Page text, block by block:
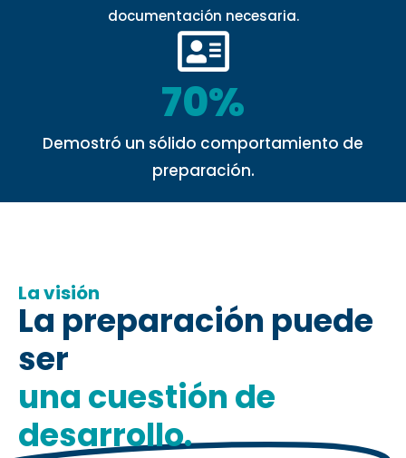
documentación necesaria.
70%
Demostró un sólido comportamiento de
preparación.
La visión
La preparación puede
ser
una cuestión de
desarrollo.